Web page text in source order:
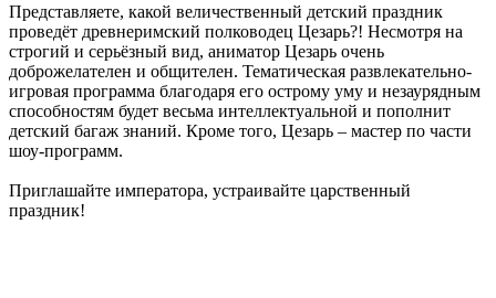
Представляете, какой величественный детский праздник
проведёт древнеримский полководец Цезарь?! Несмотря на
строгий и серьёзный вид, аниматор Цезарь очень
доброжелателен и общителен. Тематическая развлекательно-
игровая программа благодаря его острому уму и незаурядным
способностям будет весьма интеллектуальной и пополнит
детский багаж знаний. Кроме того, Цезарь – мастер по части
шоу-программ.
Приглашайте императора, устраивайте царственный
праздник!